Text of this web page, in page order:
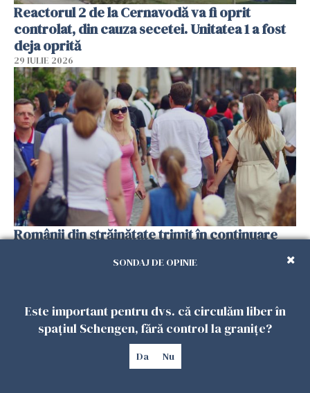
Reactorul 2 de la Cernavodă va fi oprit
controlat, din cauza secetei. Unitatea 1 a fost
deja oprită
29 IULIE 2026
Românii din străinătate trimit în continuare
SONDAJ DE OPINIE
Este important pentru dvs. că circulăm liber în
spațiul Schengen, fără control la granițe?
Da Nu